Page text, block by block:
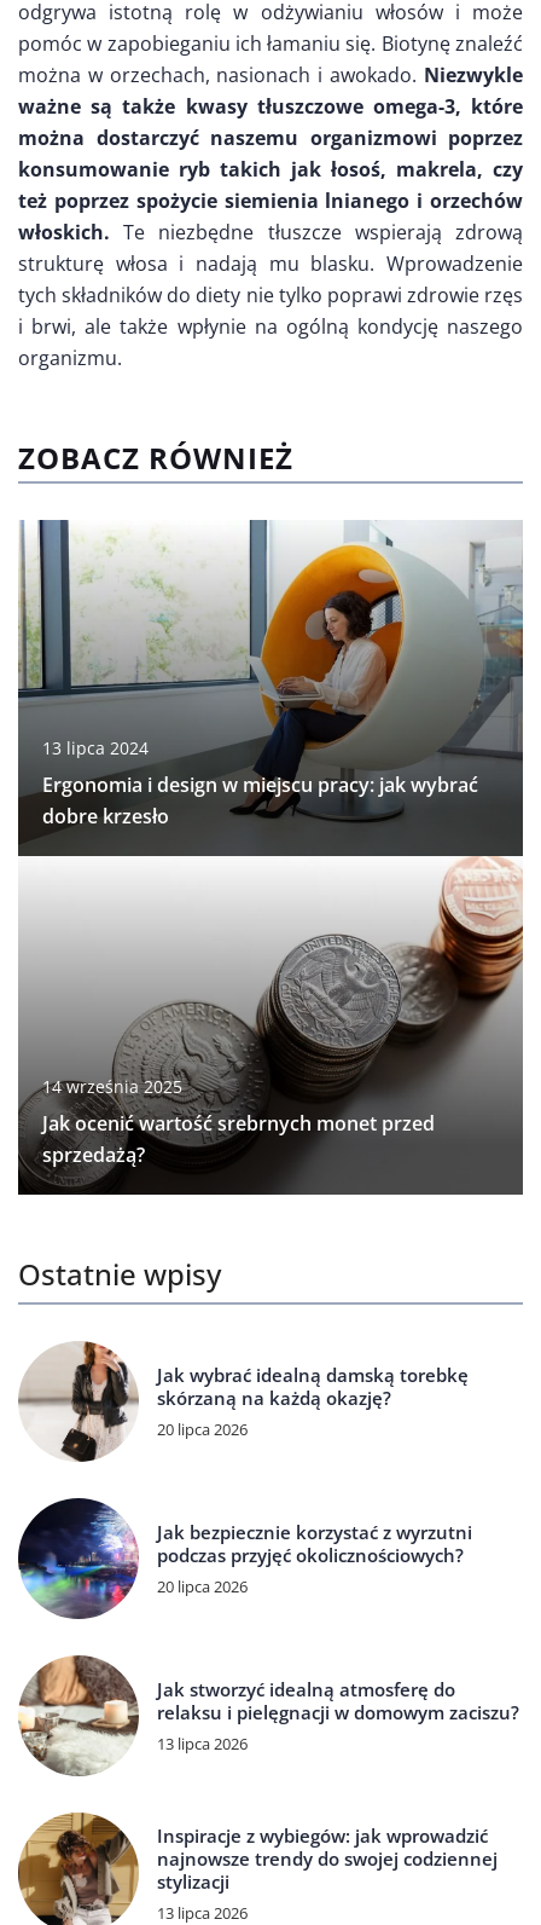
odgrywa istotną rolę w odżywianiu włosów i może
pomóc w zapobieganiu ich łamaniu się. Biotynę znaleźć
można w orzechach, nasionach i awokado. Niezwykle
ważne są także kwasy tłuszczowe omega-3, które
można dostarczyć naszemu organizmowi poprzez
konsumowanie ryb takich jak łosoś, makrela, czy
też poprzez spożycie siemienia lnianego i orzechów
włoskich. Te niezbędne tłuszcze wspierają zdrową
strukturę włosa i nadają mu blasku. Wprowadzenie
tych składników do diety nie tylko poprawi zdrowie rzęs
i brwi, ale także wpłynie na ogólną kondycję naszego
organizmu.
ZOBACZ RÓWNIEŻ
13 lipca 2024
Ergonomia i design w miejscu pracy: jak wybrać
dobre krzesło
14 września 2025
Jak ocenić wartość srebrnych monet przed
sprzedażą?
Ostatnie wpisy
Jak wybrać idealną damską torebkę
skórzaną na każdą okazję?
20 lipca 2026
Jak bezpiecznie korzystać z wyrzutni
podczas przyjęć okolicznościowych?
20 lipca 2026
Jak stworzyć idealną atmosferę do
relaksu i pielęgnacji w domowym zaciszu?
13 lipca 2026
Inspiracje z wybiegów: jak wprowadzić
najnowsze trendy do swojej codziennej
stylizacji
13 lipca 2026